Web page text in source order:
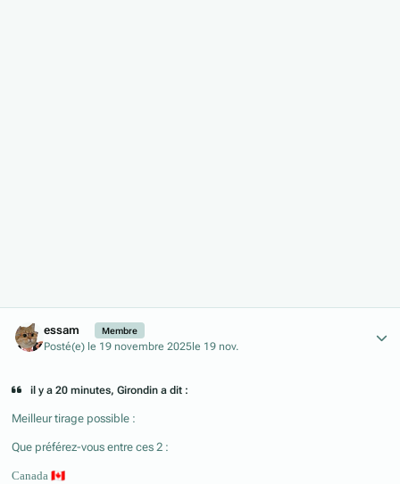
essam Membre
Posté(e) le 19 novembre 2025le 19 nov.
il y a 20 minutes, Girondin a dit :
Meilleur tirage possible :
Que préférez-vous entre ces 2 :
Canada 🇨🇦